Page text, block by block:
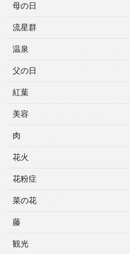
母の日
流星群
温泉
父の日
紅葉
美容
肉
花火
花粉症
菜の花
藤
観光